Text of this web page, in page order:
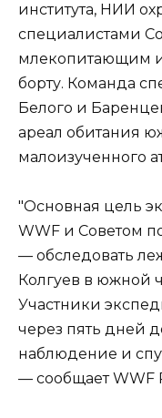
института, НИИ
специалистами
млекопитающим
борту. Команда
Белого и
ареал обитания
малоизученного
"Основная цель
WWF и Советом
— обследовать
Колгуев в южной
Участники
через пять дней
наблюдение и
— сообщает WWF